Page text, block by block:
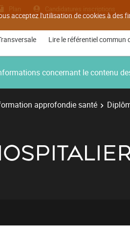
acceptez l'utilisation de cookies à des
Plan Candidatures inscriptions
Lire le référentiel commun
concernant le contenu
approfondie santé